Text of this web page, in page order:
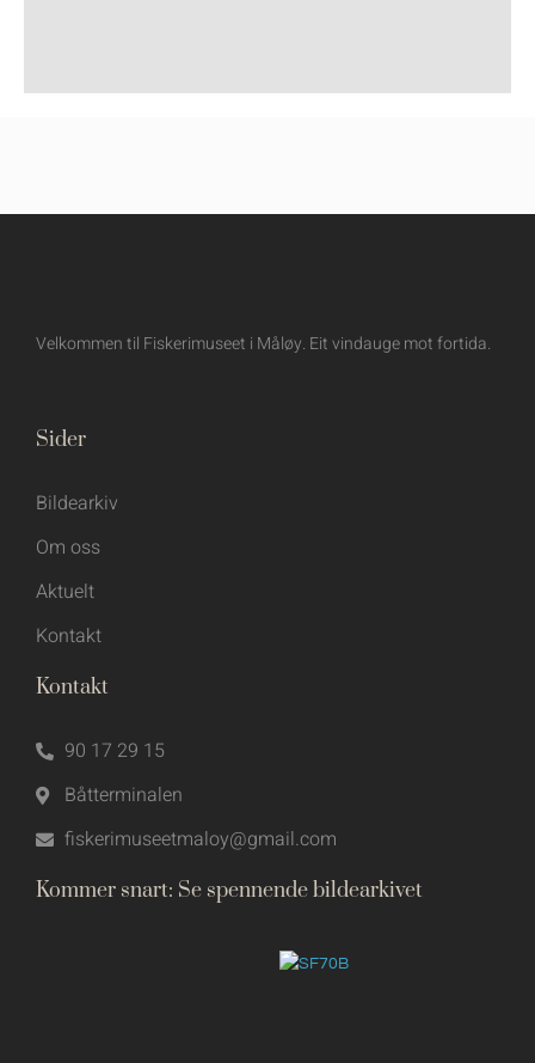
Velkommen til Fiskerimuseet i Måløy. Eit vindauge mot fortida.
Sider
Bildearkiv
Om oss
Aktuelt
Kontakt
Kontakt
90 17 29 15
Båtterminalen
fiskerimuseetmaloy@gmail.com
Kommer snart: Se spennende bildearkivet